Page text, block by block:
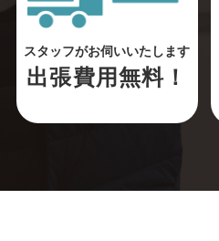
スタッフがお伺いいたします
出張費用無料！